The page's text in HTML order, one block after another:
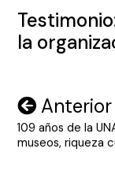
la
Navegación
de
Anterior
109 años de la
museos, riqueza